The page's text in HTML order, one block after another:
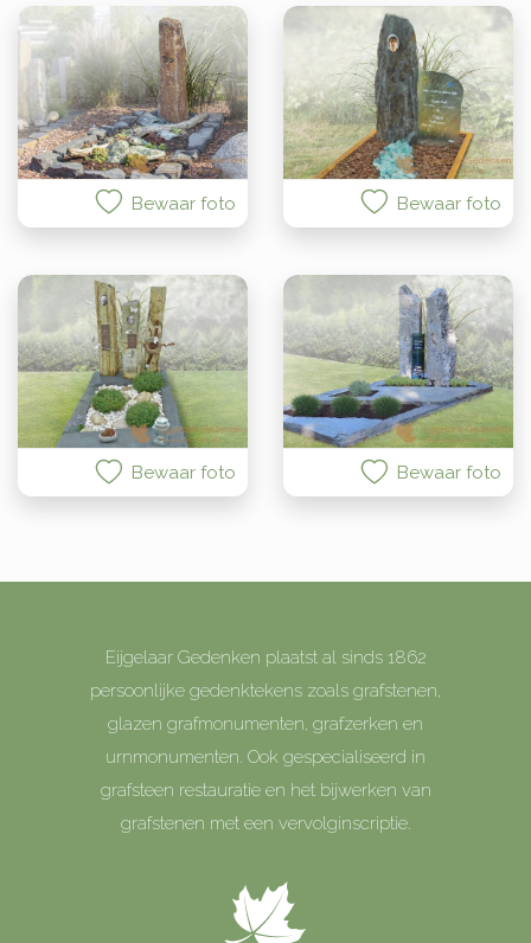
Bewaar foto Bewaar foto
Bewaar foto Bewaar foto
Eijgelaar Gedenken plaatst al sinds 1862
persoonlijke gedenktekens zoals grafstenen,
glazen grafmonumenten, grafzerken en
urnmonumenten. Ook gespecialiseerd in
grafsteen restauratie en het bijwerken van
grafstenen met een vervolginscriptie.